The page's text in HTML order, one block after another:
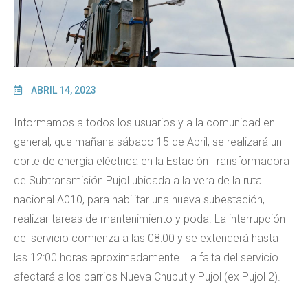
ABRIL 14, 2023
Informamos a todos los usuarios y a la comunidad en
general, que mañana sábado 15 de Abril, se realizará un
corte de energía eléctrica en la Estación Transformadora
de Subtransmisión Pujol ubicada a la vera de la ruta
nacional A010, para habilitar una nueva subestación,
realizar tareas de mantenimiento y poda. La interrupción
del servicio comienza a las 08:00 y se extenderá hasta
las 12:00 horas aproximadamente. La falta del servicio
afectará a los barrios Nueva Chubut y Pujol (ex Pujol 2).